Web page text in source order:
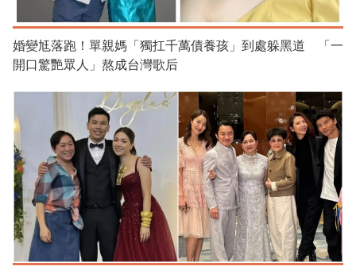
婚變尪落跑！單親媽「獨扛千萬債養孩」到處躲黑道 「一
開口驚艷眾人」熬成台灣歌后